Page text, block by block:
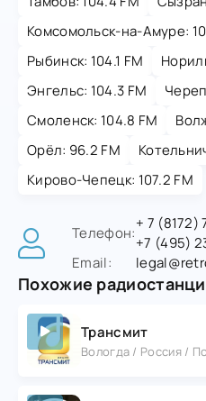
Комсомольск-на-Амуре:
Рыбинск: 104.1 FM
Энгельс: 104.3 FM
Смоленск: 104.8 FM
Орёл: 96.2 FM
Кирово-Чепецк: 107.2 FM
Телефон:
+ 7 (8172)
+7 (495)
Email:
Похожие
Трансмит
Вологда / Россия /